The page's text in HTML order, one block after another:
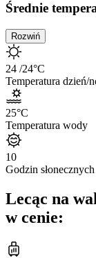
Średnie
Rozwiń
24 /24°C
Temperatura dzień/
25°C
Temperatura wody
10
Godzin słonecznych
Lecąc na
w cenie: